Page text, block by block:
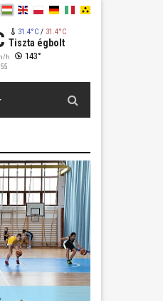
31.4°C/ 31.4°C
Tiszta égbolt
h 143°